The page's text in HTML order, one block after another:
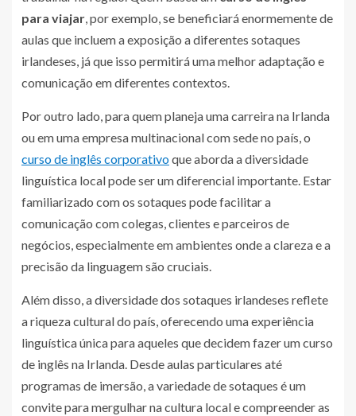
para viajar, por exemplo, se beneficiará enormemente de
aulas que incluem a exposição a diferentes sotaques
irlandeses, já que isso permitirá uma melhor adaptação e
comunicação em diferentes contextos.
Por outro lado, para quem planeja uma carreira na Irlanda
ou em uma empresa multinacional com sede no país, o
curso de inglês corporativoque aborda a diversidade
linguística local pode ser um diferencial importante. Estar
familiarizado com os sotaques pode facilitar a
comunicação com colegas, clientes e parceiros de
negócios, especialmente em ambientes onde a clareza e a
precisão da linguagem são cruciais.
Além disso, a diversidade dos sotaques irlandeses reflete
a riqueza cultural do país, oferecendo uma experiência
linguística única para aqueles que decidem fazer um curso
de inglês na Irlanda. Desde aulas particulares até
programas de imersão, a variedade de sotaques é um
convite para mergulhar na cultura local e compreender as